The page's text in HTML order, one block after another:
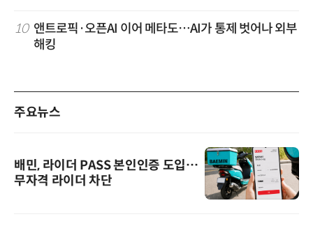
10 앤트로픽·오픈AI 이어 메타도…AI가 통제 벗어나 외부
해킹
주요뉴스
배민, 라이더 PASS 본인인증 도입…
무자격 라이더 차단